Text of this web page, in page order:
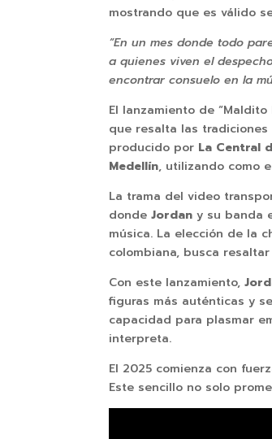
mostrando que es válido
“En un mes donde todo
a quienes viven el
encontrar consuelo en la
El lanzamiento de
que resalta las
producido por La Central
Medellín, utilizando como
La trama del video
dondeJordan y su banda
música. La elección de la
colombiana, busca
Con este lanzamiento,
figuras más auténticas y
capacidad para plasmar
interpreta.
El 2025 comienza con
Este sencillo no solo